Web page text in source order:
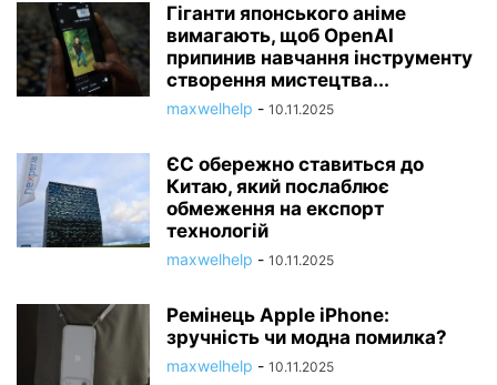
Гіганти японського аніме
вимагають, щоб OpenAI
припинив навчання інструменту
створення мистецтва...
maxwelhelp - 10.11.2025
ЄС обережно ставиться до
Китаю, який послаблює
обмеження на експорт
технологій
maxwelhelp - 10.11.2025
Ремінець Apple iPhone:
зручність чи модна помилка?
maxwelhelp - 10.11.2025